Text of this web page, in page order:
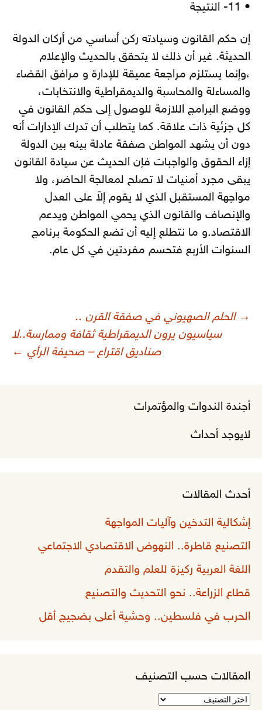
• 11- النتيجة
إن حكم القانون وسيادته ركن أساسي من أركان الدولة
الحديثة. غير أن ذلك لا يتحقق بالحديث والإعلام
،وإنما يستلزم مراجعة عميقة للإدارة و مرافق القضاء
والمساءلة والمحاسبة والديمقراطية والانتخابات،
ووضع البرامج اللازمة للوصول إلى حكم القانون في
كل جزئية ذات علاقة. كما يتطلب أن تدرك الإدارات أنه
دون أن يشهد المواطن صفقة عادلة بينه بين الدولة
إزاء الحقوق والواجبات فإن الحديث عن سيادة القانون
يبقى مجرد أمنيات لا تصلح لمعالجة الحاضر، ولا
مواجهة المستقبل الذي لا يقوم إلاّ على العدل
والإنصاف والقانون الذي يحمي المواطن ويدعم
الاقتصاد.و ما نتطلع إليه أن تضع الحكومة برنامج
السنوات الأربع فتحسم مفردتين في كل عام.
تصفّح
→ الحلم الصهيوني في صفقة القرن ..
سياسيون يرون الديمقراطية ثقافة وممارسة..لا
صناديق اقتراع – صحيفة الرأي ←
أجندة الندوات والمؤتمرات
لايوجد أحداث
أحدث المقالات
إشكالية التدخين وآليات المواجهة
التصنيع قاطرة.. النهوض الاقتصادي الاجتماعي
اللغة العربية ركيزة للعلم والتقدم
قطاع الزراعة.. نحو التحديث والتصنيع
الحرب في فلسطين.. وحشية أعلى بضجيج أقل
المقالات حسب التصنيف
المقالات